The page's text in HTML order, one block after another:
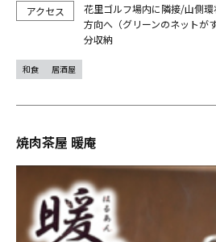
花里ゴルフ場内に隣接/山側
方向へ（グリーンのネットが
分収納
和食 居酒屋
焼肉茶屋 暖庵